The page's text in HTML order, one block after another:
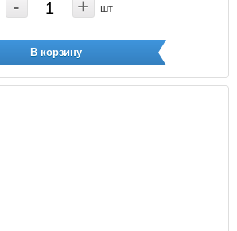
- + шт
В корзину